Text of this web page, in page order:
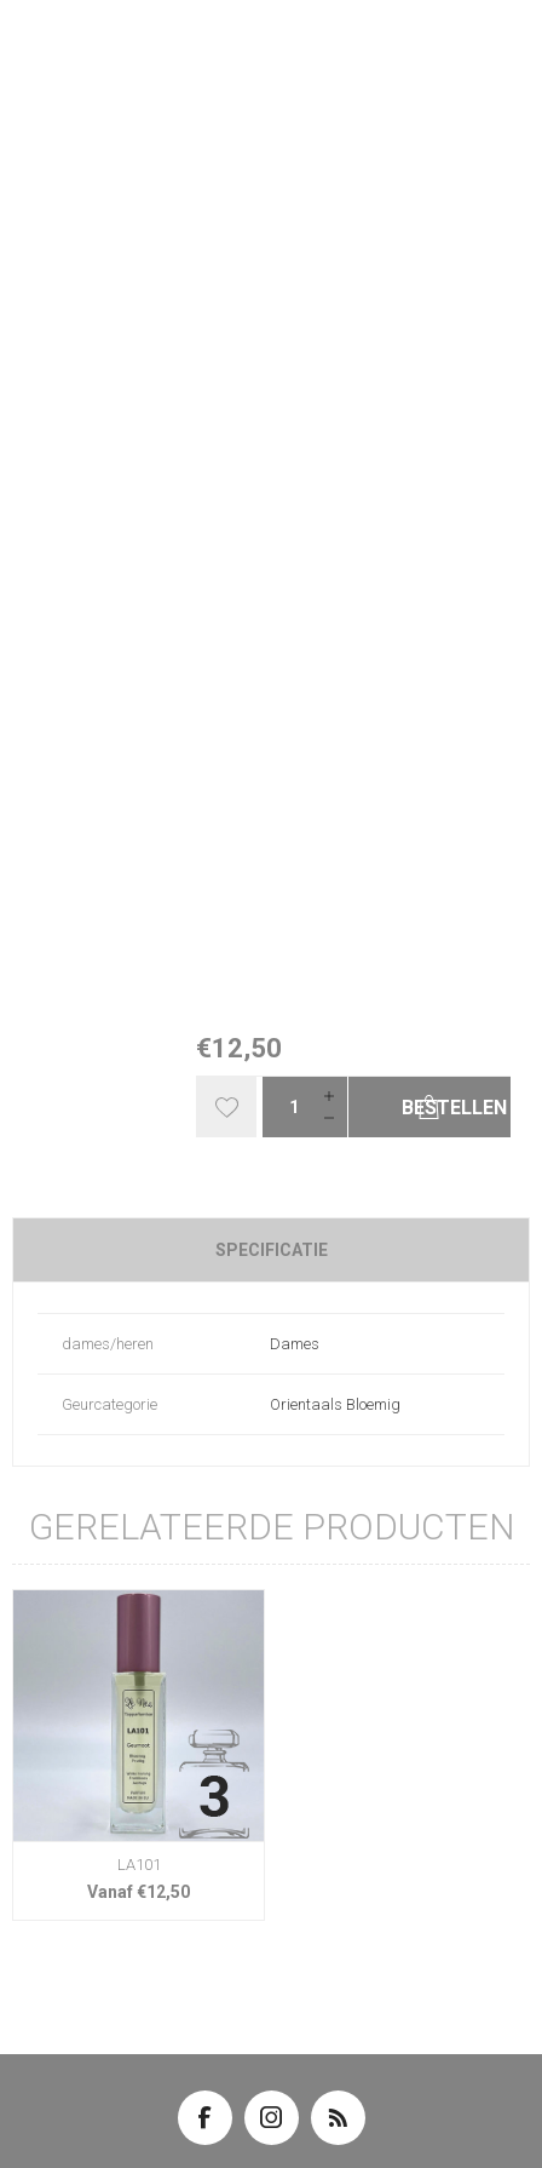
€12,50
BESTELLEN
SPECIFICATIE
dames/heren Dames
Geurcategorie Orientaals Bloemig
GERELATEERDE PRODUCTEN
LA101
Vanaf €12,50